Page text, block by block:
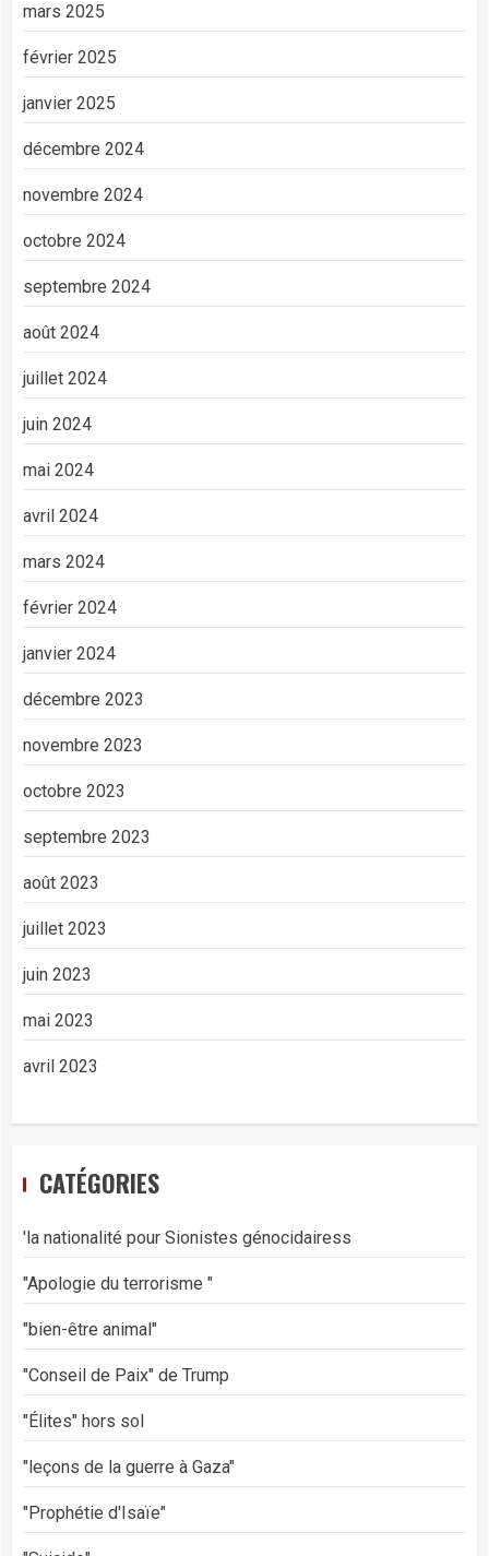
mars 2025
février 2025
janvier 2025
décembre 2024
novembre 2024
octobre 2024
septembre 2024
août 2024
juillet 2024
juin 2024
mai 2024
avril 2024
mars 2024
février 2024
janvier 2024
décembre 2023
novembre 2023
octobre 2023
septembre 2023
août 2023
juillet 2023
juin 2023
mai 2023
avril 2023
CATÉGORIES
'la nationalité pour Sionistes génocidairess
"Apologie du terrorisme "
"bien-être animal"
"Conseil de Paix" de Trump
"Élites" hors sol
"leçons de la guerre à Gaza"
"Prophétie d'Isaïe"